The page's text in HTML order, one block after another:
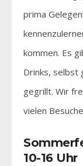
prima
kommen. Es
Drinks, selbst
gegrillt. Wir
vielen
10-16 Uhr